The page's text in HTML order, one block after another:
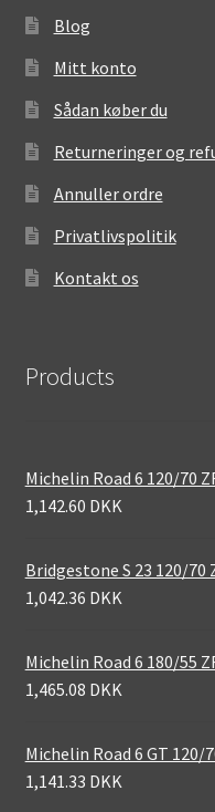
Blog
Mitt konto
Sådan køber du
Returneringer og
Annuller ordre
Privatlivspolitik
Kontakt os
Products
Michelin Road 6 120/70
1,142.60 DKK
Bridgestone S 23 120/
1,042.36 DKK
Michelin Road 6 180/55
1,465.08 DKK
Michelin Road 6 GT
1,141.33 DKK